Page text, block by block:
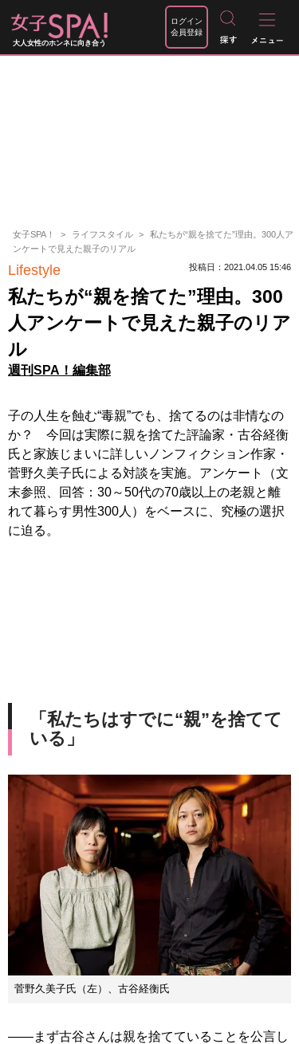
大人女性のホンネに向き合う
ログイン
会員登録
女子SPA！ ライフスタイル
私たちが“親を捨てた”理由。300人ア
ンケートで見えた親子のリアル
Lifestyle 投稿日：2021.04.05 15:46
私たちが“親を捨てた”理由。300
人アンケートで見えた親子のリア
ル
週刊SPA！編集部
子の人生を蝕む“毒親”でも、捨てるのは非情なの
か？ 今回は実際に親を捨てた評論家・古谷経衡
氏と家族じまいに詳しいノンフィクション作家・
菅野久美子氏による対談を実施。アンケート（文
末参照、回答：30～50代の70歳以上の老親と離
れて暮らす男性300人）をベースに、究極の選択
に迫る。
「私たちはすでに“親”を捨てて
いる」
菅野久美子氏（左）、古谷経衡氏
――まず古谷さんは親を捨てていることを公言し